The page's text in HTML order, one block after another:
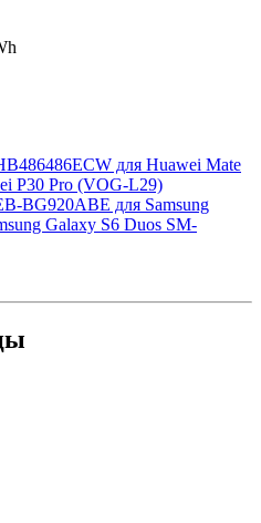
для Huawei Mate
P30 Pro (VOG-L29)
BG920ABE для Samsung
Galaxy S6 Duos SM-